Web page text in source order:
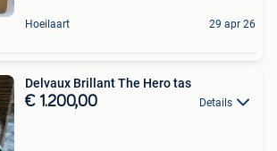
Hoeilaart 29 apr 26
Delvaux Brillant The Hero tas
€ 1.200,00 Details